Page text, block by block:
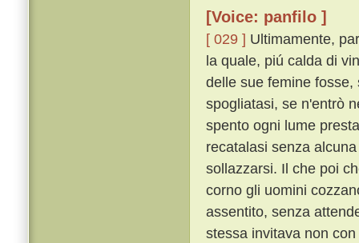
[Voice: panfilo ]
[ 029 ] Ultimamente,
la quale, piú calda di
delle sue femine
spogliatasi, se n'entrò
spento ogni lume
recatalasi senza
sollazzarsi. Il che poi
corno gli uomini
assentito, senza
stessa invitava non